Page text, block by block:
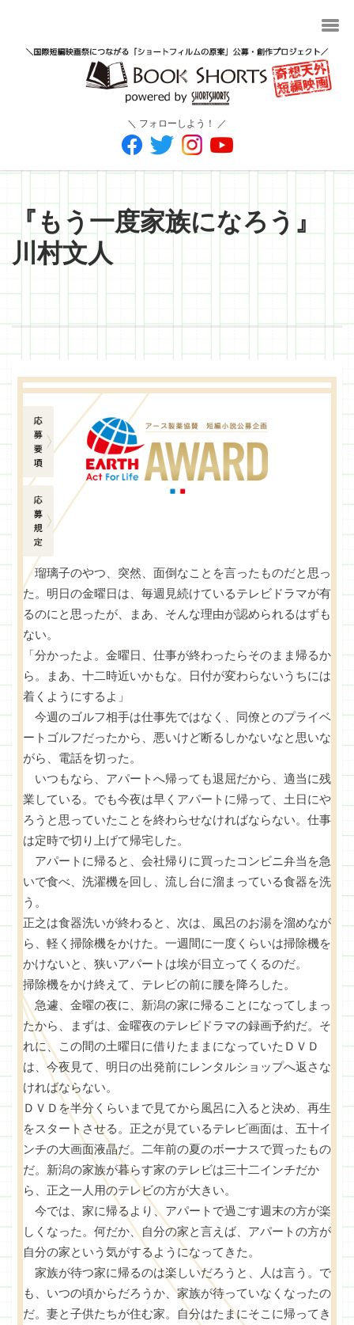
＼ フォローしよう！ ／
『もう一度家族になろう』
川村文人
応募要項
応募規定
瑠璃子のやつ、突然、面倒なことを言ったものだと思っ
た。明日の金曜日は、毎週見続けているテレビドラマが有
るのにと思ったが、まあ、そんな理由が認められるはずも
ない。
「分かったよ。金曜日、仕事が終わったらそのまま帰るか
ら。まあ、十二時近いかもな。日付が変わらないうちには
着くようにするよ」
今週のゴルフ相手は仕事先ではなく、同僚とのプライベ
ートゴルフだったから、悪いけど断るしかないなと思いな
がら、電話を切った。
いつもなら、アパートへ帰っても退屈だから、適当に残
業している。でも今夜は早くアパートに帰って、土日にや
ろうと思っていたことを終わらせなければならない。仕事
は定時で切り上げて帰宅した。
アパートに帰ると、会社帰りに買ったコンビニ弁当を急
いで食べ、洗濯機を回し、流し台に溜まっている食器を洗
う。
正之は食器洗いが終わると、次は、風呂のお湯を溜めなが
ら、軽く掃除機をかけた。一週間に一度くらいは掃除機を
かけないと、狭いアパートは埃が目立ってくるのだ。
掃除機をかけ終えて、テレビの前に腰を降ろした。
急遽、金曜の夜に、新潟の家に帰ることになってしまっ
たから、まずは、金曜夜のテレビドラマの録画予約だ。そ
れに、この間の土曜日に借りたままになっていたＤＶＤ
は、今夜見て、明日の出発前にレンタルショップへ返さな
ければならない。
ＤＶＤを半分くらいまで見てから風呂に入ると決め、再生
をスタートさせる。正之が見ているテレビ画面は、五十イ
ンチの大画面液晶だ。二年前の夏のボーナスで買ったもの
だ。新潟の家族が暮らす家のテレビは三十二インチだか
ら、正之一人用のテレビの方が大きい。
今では、家に帰るより、アパートで過ごす週末の方が楽
しくなった。何だか、自分の家と言えば、アパートの方が
自分の家という気がするようになってきた。
家族が待つ家に帰るのは楽しいだろうと、人は言う。で
も、いつの頃からだろうか、家族が待っていなくなったの
だ。妻と子供たちが住む家。自分はたまにそこに帰ってき